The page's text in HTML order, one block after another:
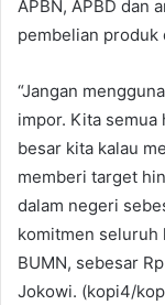
APBN, APBD dan
pembelian produk
“Jangan
impor. Kita semua
besar kita kalau
memberi target
dalam negeri
komitmen seluruh
BUMN, sebesar
Jokowi. (kopi4/